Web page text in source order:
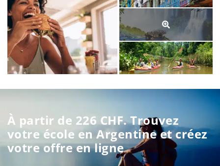
nature préservée et des sommets enneigés. D’ailleurs,
entre son architecture alpine et son chocolat, la ville
rappellerait presque la Suisse. Votre séjour linguistique
en Argentine sera impulsif, fougueux et inoubliable.
Argentine: une semaine de cours de langue est
disponible à partir de 226 CHF. Sur le SCHOOL FINDER
de Boa Lingua, vous pouvez comparer toutes les écoles
À partir de 226 CHF. Trouvez
votre école en Argentine et créez
votre offre en ligne